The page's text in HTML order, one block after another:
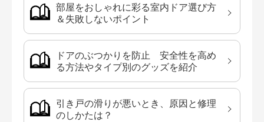
部屋をおしゃれに彩る室内ドア選び方
＆失敗しないポイント
ドアのぶつかりを防止 安全性を高め
る方法やタイプ別のグッズを紹介
引き戸の滑りが悪いとき、原因と修理
のしかたは？